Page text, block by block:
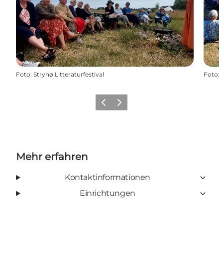
Foto: Strynø Litteraturfestival Foto:
ZurückWeiter
Mehr erfahren
Kontaktinformationen
Einrichtungen